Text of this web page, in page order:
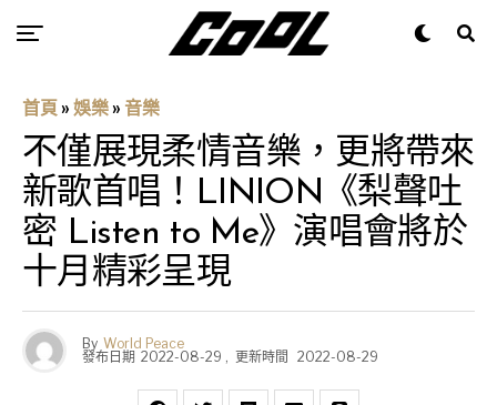
首頁 » 娛樂 » 音樂
不僅展現柔情音樂，更將帶來
新歌首唱！LINION《梨聲吐
密 Listen to Me》演唱會將於
十月精彩呈現
By World Peace
發布日期 2022-08-29 , 更新時間 2022-08-29